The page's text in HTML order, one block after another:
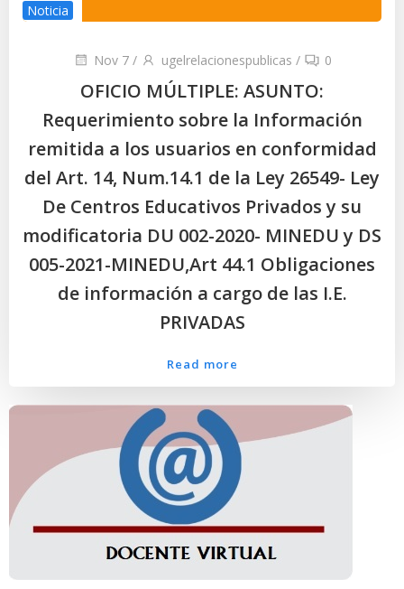
Noticia
Nov 7 / ugelrelacionespublicas / 0
OFICIO MÚLTIPLE: ASUNTO:
Requerimiento sobre la Información
remitida a los usuarios en conformidad
del Art. 14, Num.14.1 de la Ley 26549- Ley
De Centros Educativos Privados y su
modificatoria DU 002-2020- MINEDU y DS
005-2021-MINEDU,Art 44.1 Obligaciones
de información a cargo de las I.E.
PRIVADAS
Read more